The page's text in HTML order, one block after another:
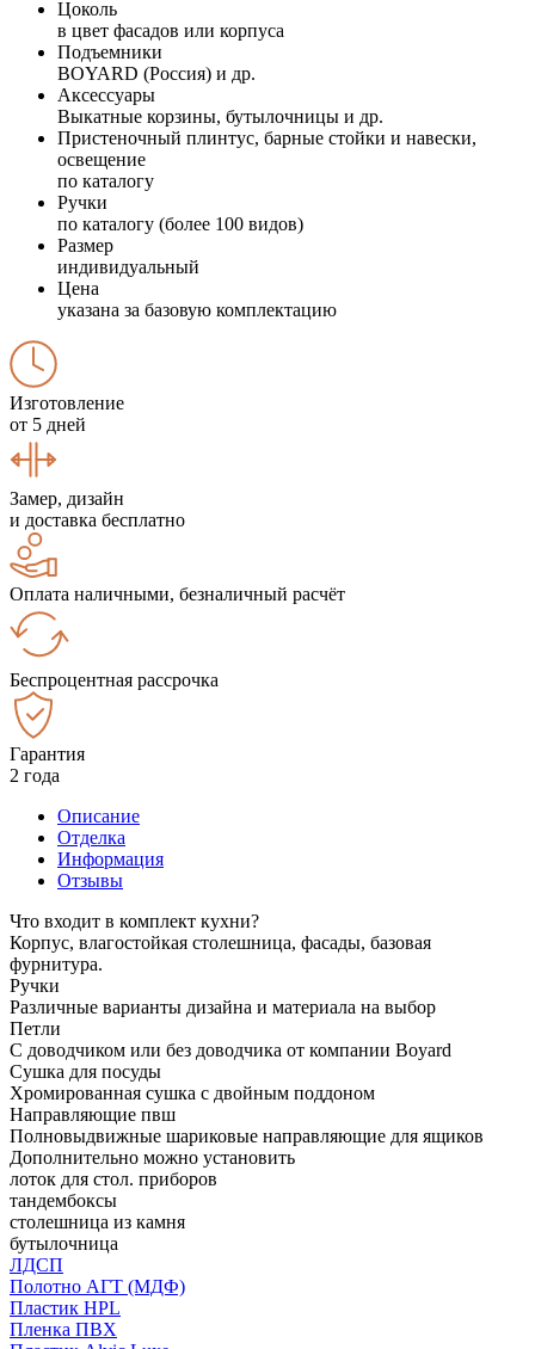
Цоколь
в цвет фасадов или корпуса
Подъемники
BOYARD (Россия) и др.
Аксессуары
Выкатные корзины, бутылочницы и др.
Пристеночный плинтус, барные стойки и навески,
освещение
по каталогу
Ручки
по каталогу (более 100 видов)
Размер
индивидуальный
Цена
указана за базовую комплектацию
Изготовление
от 5 дней
Замер, дизайн
и доставка бесплатно
Оплата наличными, безналичный расчёт
Беспроцентная рассрочка
Гарантия
2 года
Описание
Отделка
Информация
Отзывы
Что входит в комплект кухни?
Корпус, влагостойкая столешница, фасады, базовая
фурнитура.
Ручки
Различные варианты дизайна и материала на выбор
Петли
С доводчиком или без доводчика от компании Boyard
Сушка для посуды
Хромированная сушка с двойным поддоном
Направляющие пвш
Полновыдвижные шариковые направляющие для ящиков
Дополнительно можно установить
лоток для стол. приборов
тандембоксы
столешница из камня
бутылочница
ЛДСП
Полотно АГТ (МДФ)
Пластик HPL
Пленка ПВХ